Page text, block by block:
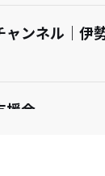
ャンネル｜伊
援金